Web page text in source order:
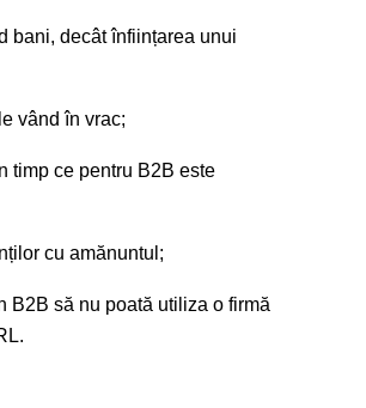
bani, decât înființarea unui
vând în vrac;
timp ce pentru B2B este
cu amănuntul;
să nu poată utiliza o firmă